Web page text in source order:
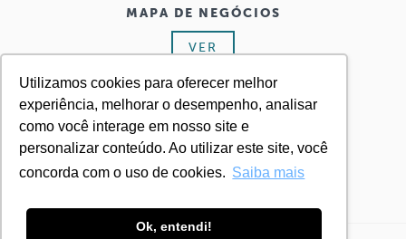
Utilizamos cookies para oferecer melhor
experiência, melhorar o desempenho, analisar
como você interage em nosso site e
personalizar conteúdo. Ao utilizar este site, você
concorda com o uso de cookies. Saiba mais
Ok, entendi!
MAPA DE NEGÓCIOS
VER